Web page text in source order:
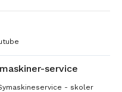
service
- skoler